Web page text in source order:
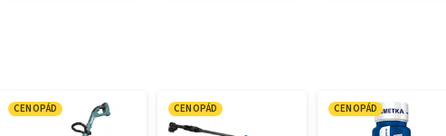
CENOPÁD CENOPÁD CENOPÁD